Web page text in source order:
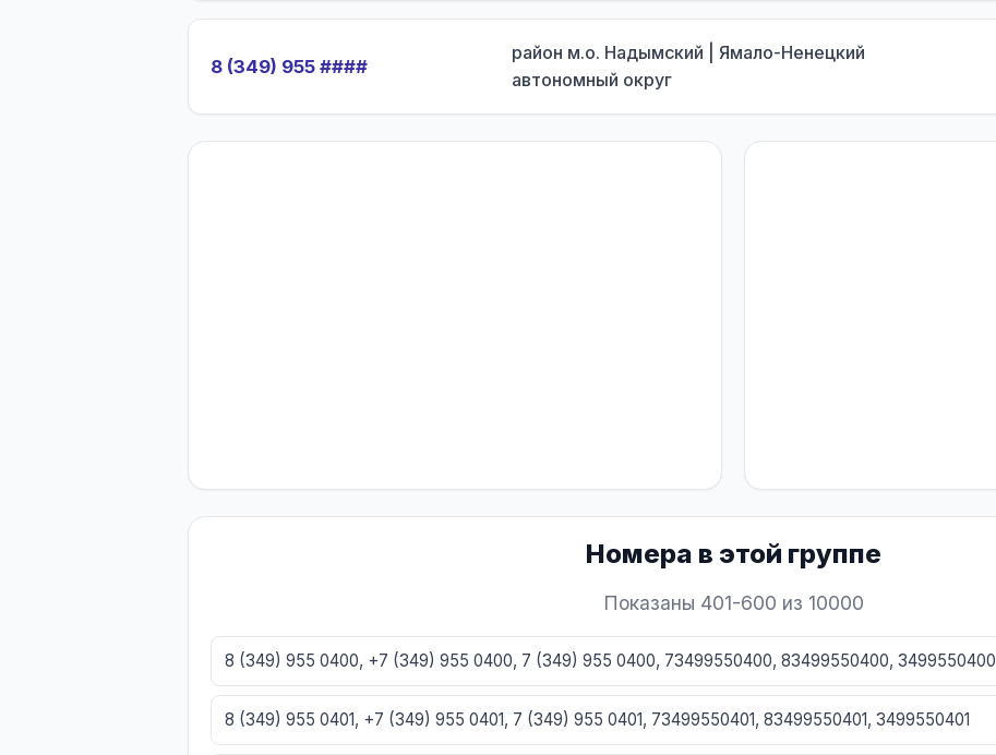
8 (349) 955 ####
район м.о. Надымский | Ямало-Ненецкий
автономный округ
Номера в этой группе
Показаны 401-600 из 10000
8 (349) 955 0400, +7 (349) 955 0400, 7 (349) 955 0400, 73499550400, 83499550400, 3499550400
8 (349) 955 0401, +7 (349) 955 0401, 7 (349) 955 0401, 73499550401, 83499550401, 3499550401